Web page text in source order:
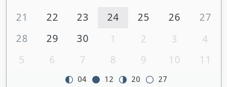
21
22 23 24 25 26
27
28
29 30 1 2 3
4
5
6 7 8 9 10 11
04 12 20 27